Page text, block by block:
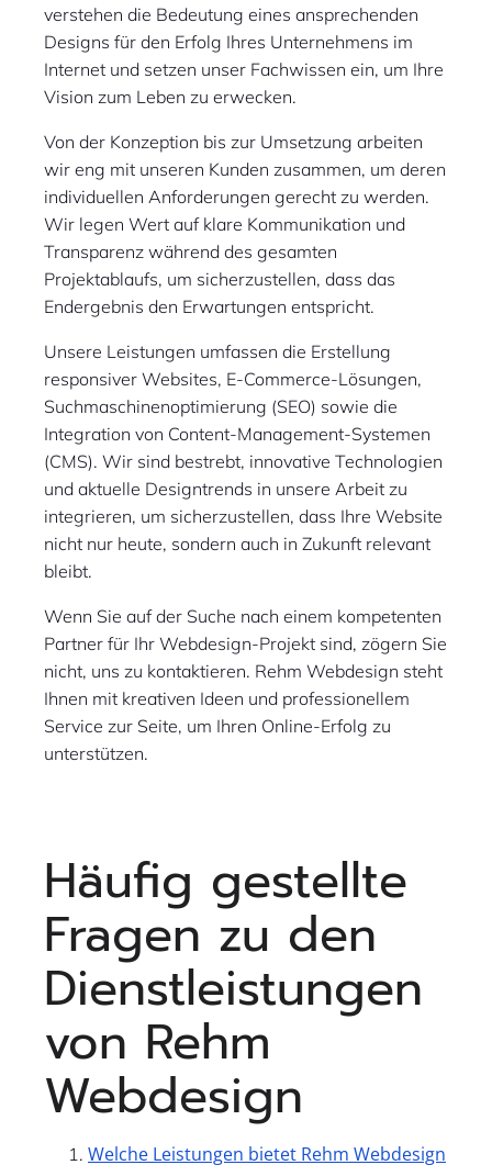
verstehen die Bedeutung eines ansprechenden
Designs für den Erfolg Ihres Unternehmens im
Internet und setzen unser Fachwissen ein, um Ihre
Vision zum Leben zu erwecken.
Von der Konzeption bis zur Umsetzung arbeiten
wir eng mit unseren Kunden zusammen, um deren
individuellen Anforderungen gerecht zu werden.
Wir legen Wert auf klare Kommunikation und
Transparenz während des gesamten
Projektablaufs, um sicherzustellen, dass das
Endergebnis den Erwartungen entspricht.
Unsere Leistungen umfassen die Erstellung
responsiver Websites, E-Commerce-Lösungen,
Suchmaschinenoptimierung (SEO) sowie die
Integration von Content-Management-Systemen
(CMS). Wir sind bestrebt, innovative Technologien
und aktuelle Designtrends in unsere Arbeit zu
integrieren, um sicherzustellen, dass Ihre Website
nicht nur heute, sondern auch in Zukunft relevant
bleibt.
Wenn Sie auf der Suche nach einem kompetenten
Partner für Ihr Webdesign-Projekt sind, zögern Sie
nicht, uns zu kontaktieren. Rehm Webdesign steht
Ihnen mit kreativen Ideen und professionellem
Service zur Seite, um Ihren Online-Erfolg zu
unterstützen.
Häufig gestellte
Fragen zu den
Dienstleistungen
von Rehm
Webdesign
Welche Leistungen bietet Rehm Webdesign